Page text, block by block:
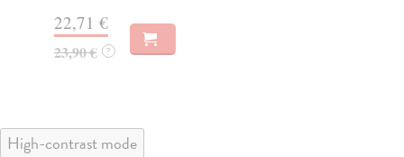
22,71 €
23,90 € ?
High-contrast mode